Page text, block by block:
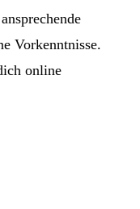
Vorkenntnisse.
online